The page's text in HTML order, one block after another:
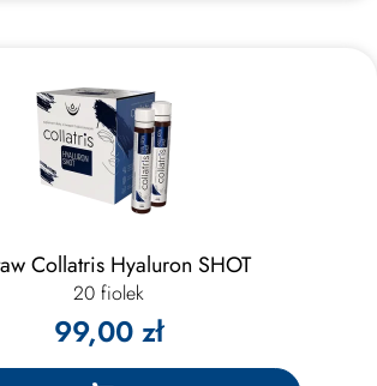
Collatris Hyaluron SHOT
20 fiolek
99,00 zł